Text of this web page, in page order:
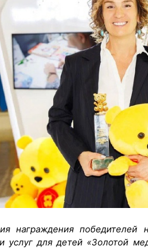
награждения победителей
услуг для детей «Золотой